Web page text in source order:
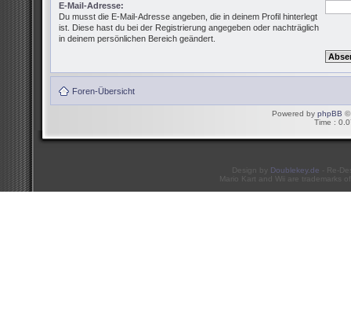
E-Mail-Adresse:
Du musst die E-Mail-Adresse angeben, die in deinem Profil hinterlegt
ist. Diese hast du bei der Registrierung angegeben oder nachträglich
in deinem persönlichen Bereich geändert.
Foren-Übersicht
Powered by phpBB ©
Time :
Design by Doublekey.de - Re-
Mario Kart and Wii are trademarks